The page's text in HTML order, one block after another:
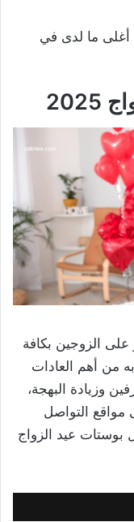
أغلى ما لدى في
على الزوجين بكافة
من أهم العادات
وزيادة البهجة،
التواصل
بوستات عيد الزواج